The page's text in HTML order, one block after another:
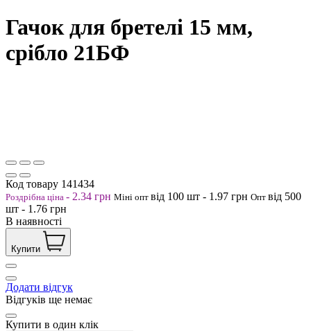
Гачок для бретелі 15 мм,
срібло 21БФ
Код товару 141434
Роздрібна ціна - 2.34 грн Міні опт від 100 шт - 1.97 грн Опт від 500
шт - 1.76 грн
В наявності
Купити
Додати відгук
Відгуків ще немає
Купити в один клік